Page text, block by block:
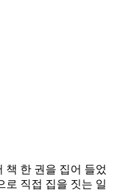
책 한 권을 집어 들었
로 직접 집을 짓는 일